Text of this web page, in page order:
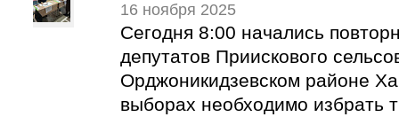
16 ноября 2025
Сегодня 8:00 начались
депутатов Приискового
Орджоникидзевском районе
выборах необходимо избрать